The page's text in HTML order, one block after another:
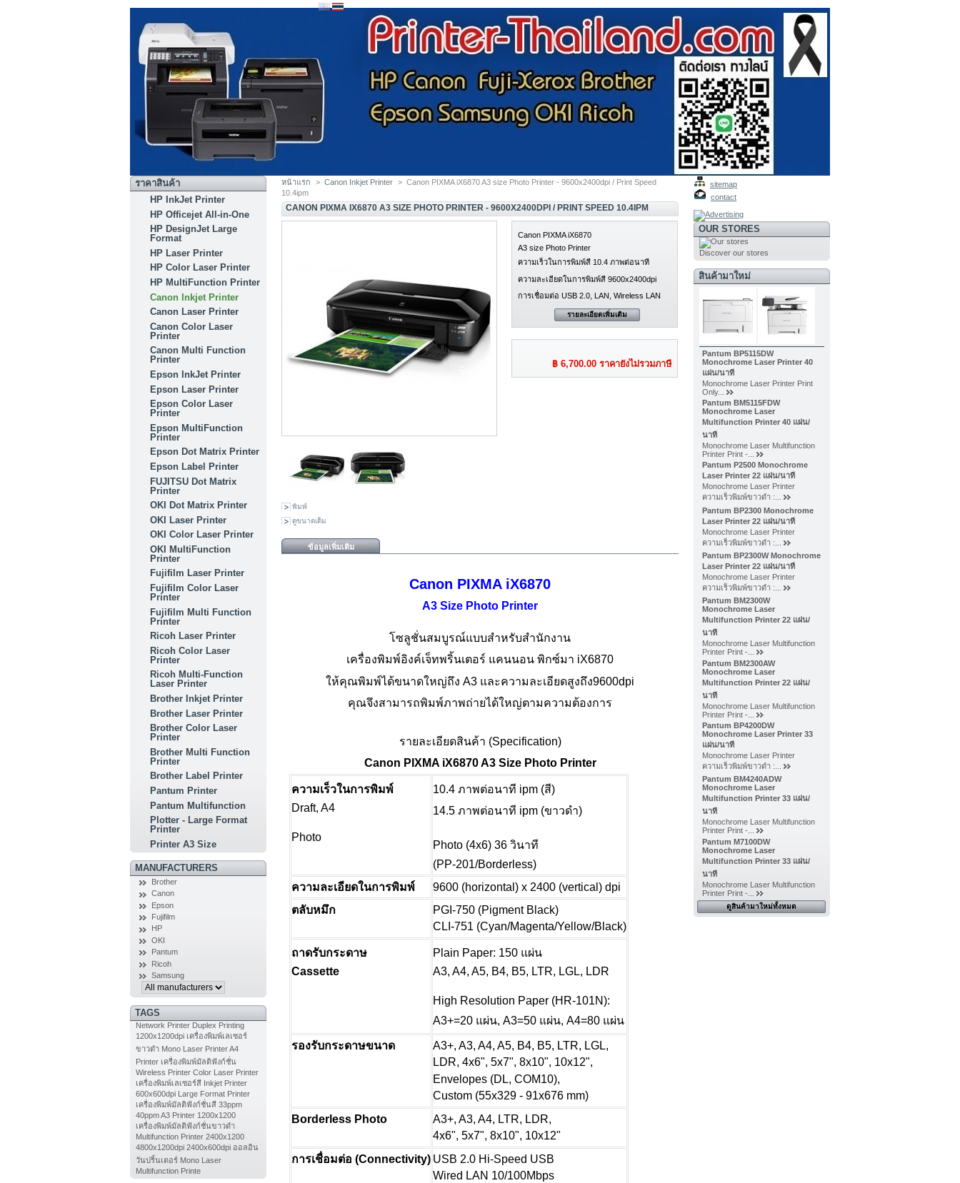
ราคาสินค้า
HP InkJet Printer
HP Officejet All-in-One
HP DesignJet Large
Format
HP Laser Printer
HP Color Laser Printer
HP MultiFunction Printer
Canon Inkjet Printer
Canon Laser Printer
Canon Color Laser
Printer
Canon Multi Function
Printer
Epson InkJet Printer
Epson Laser Printer
Epson Color Laser
Printer
Epson MultiFunction
Printer
Epson Dot Matrix Printer
Epson Label Printer
FUJITSU Dot Matrix
Printer
OKI Dot Matrix Printer
OKI Laser Printer
OKI Color Laser Printer
OKI MultiFunction
Printer
Fujifilm Laser Printer
Fujifilm Color Laser
Printer
Fujifilm Multi Function
Printer
Ricoh Laser Printer
Ricoh Color Laser
Printer
Ricoh Multi-Function
Laser Printer
Brother Inkjet Printer
Brother Laser Printer
Brother Color Laser
Printer
Brother Multi Function
Printer
Brother Label Printer
Pantum Printer
Pantum Multifunction
Plotter - Large Format
Printer
Printer A3 Size
MANUFACTURERS
Brother
Canon
Epson
Fujifilm
HP
OKI
Pantum
Ricoh
Samsung
TAGS
Network Printer Duplex Printing
1200x1200dpi เครื่องพิมพ์เลเซอร์
ขาวดำ Mono Laser PrinterA4
Printer เครื่องพิมพ์มัลติฟังก์ชั่น
Wireless Printer Color Laser Printer
เครื่องพิมพ์เลเซอร์สี Inkjet Printer
600x600dpi Large Format Printer
เครื่องพิมพ์มัลติฟังก์ชั่นสี 33ppm
40ppmA3 Printer 1200x1200
เครื่องพิมพ์มัลติฟังก์ชั่นขาวดำ
Multifunction Printer 2400x1200
4800x1200dpi 2400x600dpi ออลอิน
วันปริ้นเตอร์ Mono Laser
Multifunction Printe
หน้าแรก > Canon Inkjet Printer > Canon PIXMA iX6870 A3 size Photo Printer - 9600x2400dpi / Print Speed
10.4ipm
CANON PIXMA IX6870 A3 SIZE PHOTO PRINTER - 9600X2400DPI / PRINT SPEED 10.4IPM
พิมพ์
ดูขนาดเต็ม
Canon PIXMA iX6870
A3 size Photo Printer
ความเร็วในการพิมพ์สี 10.4 ภาพต่อนาที
ความละเอียดในการพิมพ์สี 9600x2400dpi
การเชื่อมต่อ USB 2.0, LAN, Wireless LAN
รายละเอียดเพิ่มเติม
฿ 6,700.00ราคายังไม่รวมภาษี
ข้อมูลเพิ่มเติม
Canon PIXMA iX6870
A3 Size Photo Printer
โซลูชั่นสมบูรณ์แบบสำหรับสำนักงาน
เครื่องพิมพ์อิงค์เจ็ทพริ้นเตอร์ แคนนอน พิกซ์มา iX6870
ให้คุณพิมพ์ได้ขนาดใหญ่ถึง A3 และความละเอียดสูงถึง9600dpi
คุณจึงสามารถพิมพ์ภาพถ่ายได้ใหญ่ตามความต้องการ
รายละเอียดสินค้า (Specification)
Canon PIXMA iX6870 A3 Size Photo Printer
ความเร็วในการพิมพ์
Draft, A4
Photo
10.4 ภาพต่อนาที ipm (สี)
14.5 ภาพต่อนาที ipm (ขาวดำ)
Photo (4x6) 36 วินาที
(PP-201/Borderless)
ความละเอียดในการพิมพ์
9600 (horizontal) x 2400 (vertical) dpi
ตลับหมึก
PGI-750 (Pigment Black)
CLI-751 (Cyan/Magenta/Yellow/Black)
ถาดรับกระดาษ
Cassette
Plain Paper: 150 แผ่น
A3, A4, A5, B4, B5, LTR, LGL, LDR
High Resolution Paper (HR-101N):
A3+=20 แผ่น, A3=50 แผ่น, A4=80 แผ่น
รองรับกระดาษขนาด
A3+, A3, A4, A5, B4, B5, LTR, LGL,
LDR, 4x6", 5x7", 8x10", 10x12",
Envelopes (DL, COM10),
Custom (55x329 - 91x676 mm)
Borderless Photo
A3+, A3, A4, LTR, LDR,
4x6", 5x7", 8x10", 10x12"
การเชื่อมต่อ (Connectivity) USB 2.0 Hi-Speed USB
Wired LAN 10/100Mbps
sitemap
contact
OUR STORES
Discover our stores
สินค้ามาใหม่
Pantum BP5115DW
Monochrome Laser Printer 40
แผ่น/นาที
Monochrome Laser Printer Print
Only...
Pantum BM5115FDW
Monochrome Laser
Multifunction Printer 40 แผ่น/
นาที
Monochrome Laser Multifunction
Printer Print -...
Pantum P2500 Monochrome
Laser Printer 22 แผ่น/นาที
Monochrome Laser Printer
ความเร็วพิมพ์ขาวดำ :...
Pantum BP2300 Monochrome
Laser Printer 22 แผ่น/นาที
Monochrome Laser Printer
ความเร็วพิมพ์ขาวดำ :...
Pantum BP2300W Monochrome
Laser Printer 22 แผ่น/นาที
Monochrome Laser Printer
ความเร็วพิมพ์ขาวดำ :...
Pantum BM2300W
Monochrome Laser
Multifunction Printer 22 แผ่น/
นาที
Monochrome Laser Multifunction
Printer Print -...
Pantum BM2300AW
Monochrome Laser
Multifunction Printer 22 แผ่น/
นาที
Monochrome Laser Multifunction
Printer Print -...
Pantum BP4200DW
Monochrome Laser Printer 33
แผ่น/นาที
Monochrome Laser Printer
ความเร็วพิมพ์ขาวดำ :...
Pantum BM4240ADW
Monochrome Laser
Multifunction Printer 33 แผ่น/
นาที
Monochrome Laser Multifunction
Printer Print -...
Pantum M7100DW
Monochrome Laser
Multifunction Printer 33 แผ่น/
นาที
Monochrome Laser Multifunction
Printer Print -...
ดูสินค้ามาใหม่ทั้งหมด